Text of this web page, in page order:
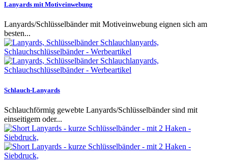
Lanyards mit Motiveinwebung
Lanyards/Schlüsselbänder mit Motiveinwebung eignen sich am
besten...
Schlauch-Lanyards
Schlauchförmig gewebte Lanyards/Schlüsselbänder sind mit
einseitigem oder...